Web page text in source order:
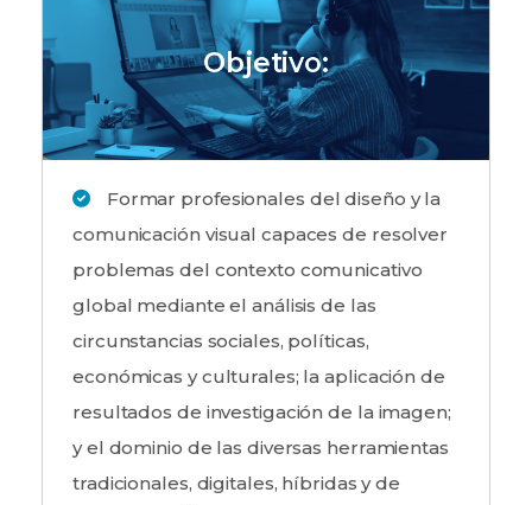
Objetivo:
Formar profesionales del diseño y la
comunicación visual capaces de resolver
problemas del contexto comunicativo
global mediante el análisis de las
circunstancias sociales, políticas,
económicas y culturales; la aplicación de
resultados de investigación de la imagen;
y el dominio de las diversas herramientas
tradicionales, digitales, híbridas y de